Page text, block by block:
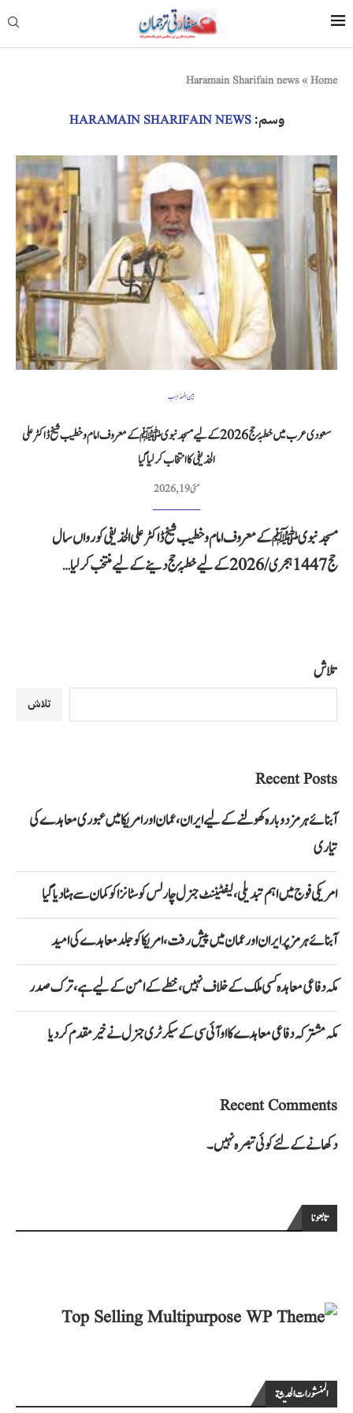
Home
»
Haramain Sharifain news
وسم:HARAMAIN SHARIFAIN NEWS
بین المذاہب
سعودی عرب میں خطبۂ حج 2026 کے لیے مسجد نبوی ﷺ کے معروف امام و خطیب شیخ ڈاکٹر علی
الحذیفی کا انتخاب کر لیا گیا
مئی 19, 2026
مسجد نبوی ﷺ کے معروف امام و خطیب شیخ ڈاکٹر علی الحذیفی کو رواں سال
حج 1447 ہجری / 2026 کے لیے خطبۂ حج دینے کے لیے منتخب کر لیا…
تلاش
تلاش
Recent Posts
آبنائے ہرمز دوبارہ کھولنے کے لیے ایران، عمان اور امریکا میں عبوری معاہدے کی
تیاری
امریکی فوج میں اہم تبدیلی، لیفٹیننٹ جنرل چارلس کوسٹانزا کو کمان سے ہٹا دیا گیا
آبنائے ہرمز پر ایران اور عمان میں پیش رفت، امریکا کو جلد معاہدے کی امید
مکہ دفاعی معاہدہ کسی ملک کے خلاف نہیں، خطے کے امن کے لیے ہے، ترک صدر
مکہ مشترکہ دفاعی معاہدے کا او آئی سی کے سیکرٹری جنرل نے خیرمقدم کردیا
Recent Comments
دکھانے کے لئے کوئی تبصرہ نہیں۔
تابعونا
المنشورات الحديثة